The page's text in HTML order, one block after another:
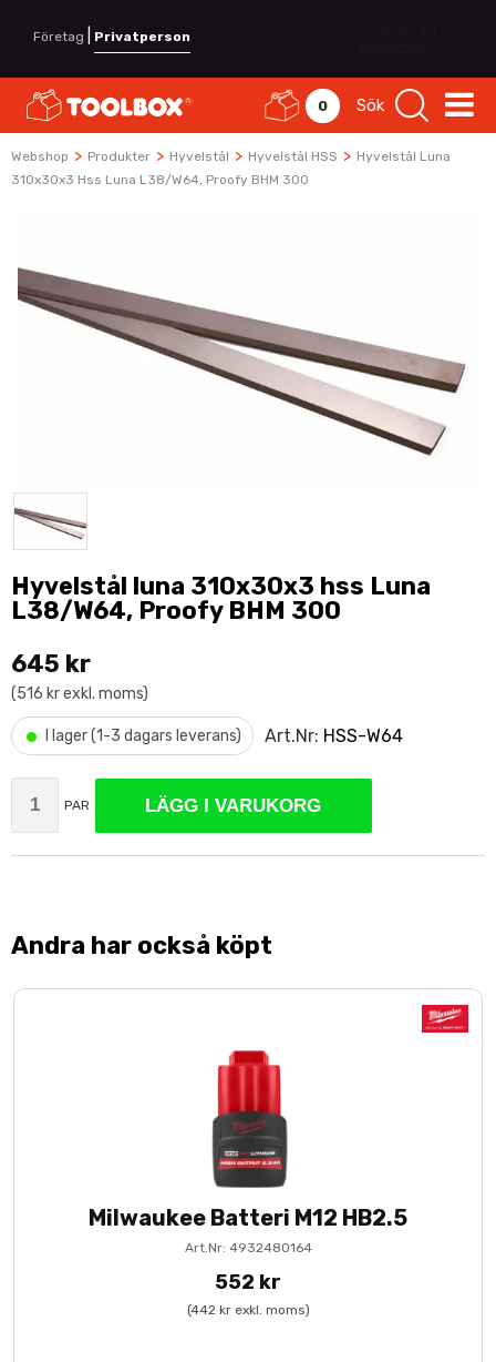
Företag Privatperson
0 Sök
Webshop > Produkter > Hyvelstål > Hyvelstål HSS > Hyvelstål Luna
310x30x3 Hss Luna L38/W64, Proofy BHM 300
Hyvelstål luna 310x30x3 hss Luna
L38/W64, Proofy BHM 300
645 kr
(516 kr exkl. moms)
• I lager (1-3 dagars leverans) Art.Nr: HSS-W64
PAR LÄGG I VARUKORG
Andra har också köpt
Milwaukee Batteri M12 HB2.5
Art.Nr: 4932480164
552 kr
(442 kr exkl. moms)